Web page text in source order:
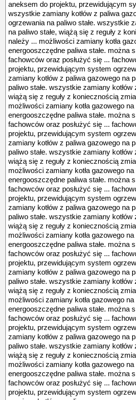
aneksem do projektu, przewidującym
wszystkie zamiany kotłów z paliwa
ogrzewania na paliwo stałe. wszystkie
na paliwo stałe, wiążą się z reguły z
należy ... możliwości zamiany kotła
energooszczędne paliwa stałe. można
fachowców oraz posłużyć się ...
projektu, przewidującym system
zamiany kotłów z paliwa gazowego na
paliwo stałe. wszystkie zamiany
wiążą się z reguły z koniecznością
możliwości zamiany kotła gazowego
energooszczędne paliwa stałe. można
fachowców oraz posłużyć się ...
projektu, przewidującym system
zamiany kotłów z paliwa gazowego na
paliwo stałe. wszystkie zamiany
wiążą się z reguły z koniecznością
możliwości zamiany kotła gazowego
energooszczędne paliwa stałe. można
fachowców oraz posłużyć się ...
projektu, przewidującym system
zamiany kotłów z paliwa gazowego na
paliwo stałe. wszystkie zamiany
wiążą się z reguły z koniecznością
możliwości zamiany kotła gazowego
energooszczędne paliwa stałe. można
fachowców oraz posłużyć się ...
projektu, przewidującym system
zamiany kotłów z paliwa gazowego na
paliwo stałe. wszystkie zamiany
wiążą się z reguły z koniecznością
możliwości zamiany kotła gazowego
energooszczędne paliwa stałe. można
fachowców oraz posłużyć się ...
projektu, przewidującym system
zamiany kotłów z paliwa gazowego na
paliwo stałe. wszystkie zamiany
wiążą się z reguły z koniecznością
możliwości zamiany kotła gazowego
energooszczędne paliwa stałe. można
fachowców oraz posłużyć się ...
projektu, przewidującym system